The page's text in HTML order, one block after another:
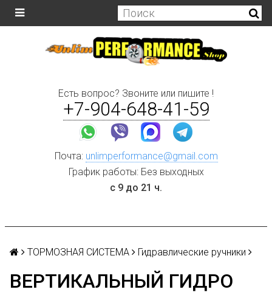
Есть вопрос? Звоните или пишите !
+7-904-648-41-59
Почта: unlimperformance@gmail.com
График работы: Без выходных
с 9 до 21 ч.
ТОРМОЗНАЯ СИСТЕМА Гидравлические ручники
ВЕРТИКАЛЬНЫЙ ГИДРО